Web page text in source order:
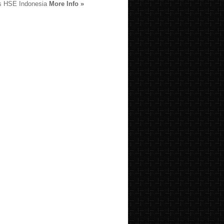
HSE Indonesia More Info »